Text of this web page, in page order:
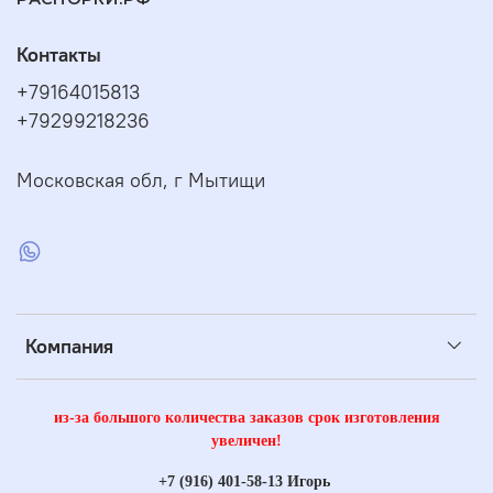
Компания
Контакты
+79164015813
+79299218236
Московская обл, г Мытищи
из-за большого количества заказов срок изготовления
увеличен!
+7 (916) 401-58-13 Игорь